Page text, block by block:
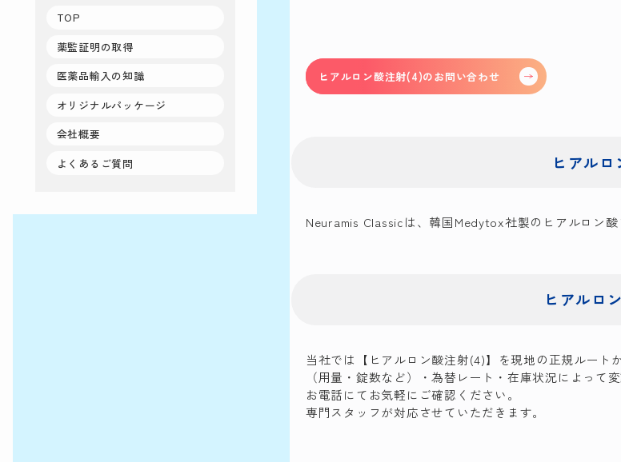
TOP
薬監証明の取得
医薬品輸入の知識
オリジナルパッケージ
会社概要
よくあるご質問
ヒアルロン酸注射(4)のお問い合わせ
ヒアル
Neuramis Classicは、韓国Medytox社製のヒアルロン
ヒアルロ
当社では【ヒアルロン酸注射(4)】を現地の正規ルー
（用量・錠数など）・為替レート・在庫状況によっ
お電話にてお気軽にご確認ください。
専門スタッフが対応させていただきます。